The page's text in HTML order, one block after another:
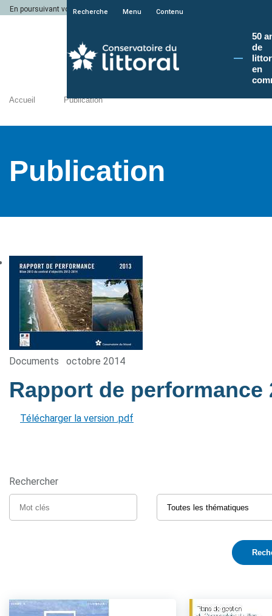
En poursuivant votre navigation sur le site du Conservatoire du littoral, vous
Recherche Menu Contenu
50
de
en
Accueil Publication
Publication
Documents octobre 2014
Rapport de performance
Télécharger la version .pdf
Rechercher